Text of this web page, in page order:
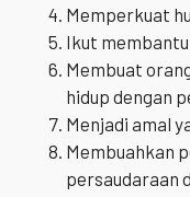
Memperkuat
Ikut
Membuat
hidup dengan
Menjadi amal
Membuahkan
persaudaraan